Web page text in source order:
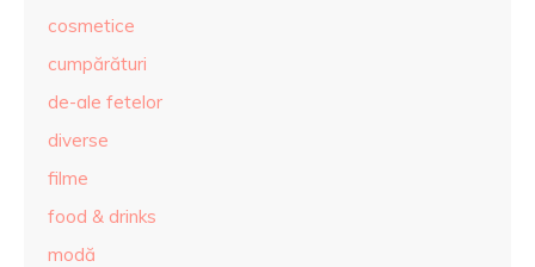
cosmetice
cumpărături
de-ale fetelor
diverse
filme
food & drinks
modă